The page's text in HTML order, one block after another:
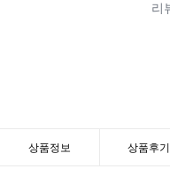
상품정보 상품후기